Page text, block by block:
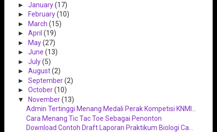
► January(17)
►
February(10)
► March (15)
► April (19)
► May(27)
► June (13)
► July(5)
► August(2)
► September(2)
► October(10)
▼ November(13)
Admin Tertinggi Menang Medali Perak Kompetisi KNMI...
Cara Menang Tic Tac Toe Sebagai Penonton
Download Contoh Draft Laporan Praktikum Biologi Ca...